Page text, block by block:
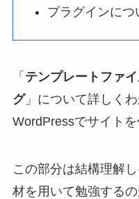
プラグインにつ
「 テンプレートファ
グ」について詳しくわ
WordPressでサイトを
この部分は結構理解
材を用いて勉強する